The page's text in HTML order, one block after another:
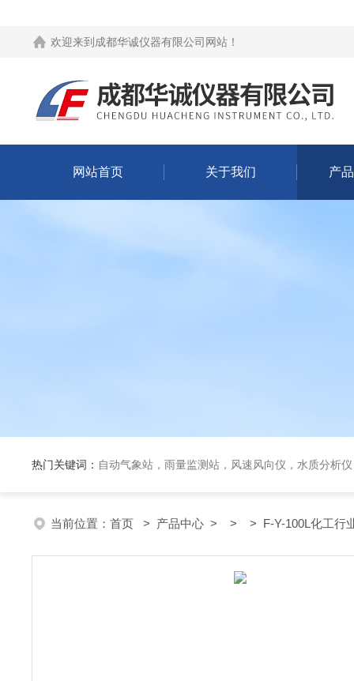
欢迎来到 成都华诚仪器有限公司网站 ！
网站首页 关于我们 产
热门关键词： 自动气象站，雨量监测站，风速风向仪，水质分析
当前位置： 首页 > 产品中心 > > > F-Y-100L化工行业